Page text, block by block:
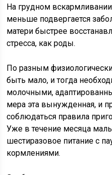
На грудном
меньше подвергается
матери быстрее
стресса, как роды.
По разным
быть мало, и тогда
молочными,
мера эта вынужденная, и
соблюдаться правила
Уже в течение месяца
шестиразовое питание с
кормлениями.